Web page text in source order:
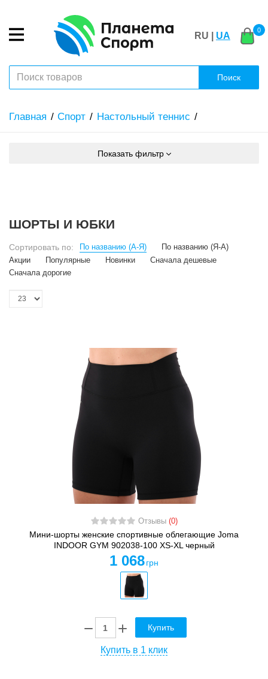
RU | UA
0
Поиск
Главная Спорт Настольный теннис
Показать фильтр
ШОРТЫ И ЮБКИ
Сортировать по: По названию (А-Я)
По названию (Я-А)
Акции
Популярные Новинки
Сначала дешевые
Сначала дорогие
Отзывы (0)
Мини-шорты женские спортивные облегающие Joma
INDOOR GYM 902038-100 XS-XL черный
1 068 грн
Купить
Купить в 1 клик